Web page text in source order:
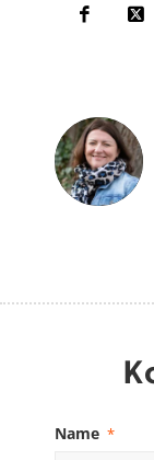
Name *